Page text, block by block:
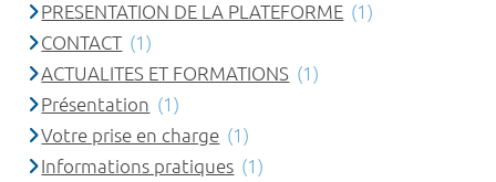
PRESENTATION DE LA PLATEFORME (1)
CONTACT (1)
ACTUALITES ET FORMATIONS (1)
Présentation (1)
Votre prise en charge (1)
Informations pratiques (1)